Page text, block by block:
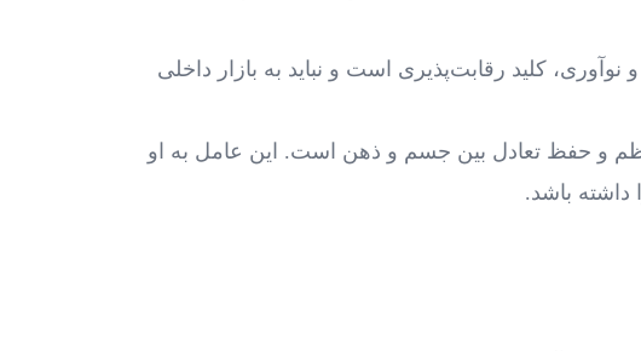
کلید رقابت‌پذیری است و نباید به بازار داخلی
و حفظ تعادل بین جسم و ذهن است. این عامل به او
باشد.